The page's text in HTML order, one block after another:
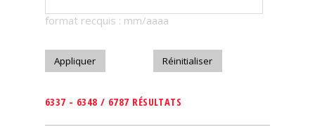
Télécharger
format recquis : mm/aaaa
6337 - 6348 / 6787 RÉSULTATS